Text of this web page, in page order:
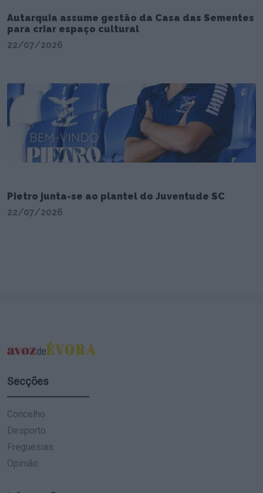
Autarquia assume gestão da Casa das Sementes
para criar espaço cultural
22/07/2026
Pietro junta-se ao plantel do Juventude SC
22/07/2026
Secções
Concelho
Desporto
Freguesias
Opinião